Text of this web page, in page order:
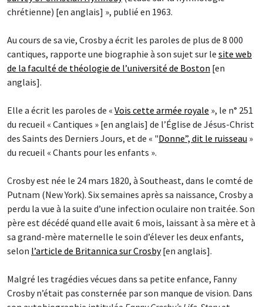
chrétienne) [en anglais] », publié en 1963.
Au cours de sa vie, Crosby a écrit les paroles de plus de 8 000
cantiques, rapporte une biographie à son sujet sur le site web
de la faculté de théologie de l’université de Boston [en
anglais].
Elle a écrit les paroles de « Vois cette armée royale », le n° 251
du recueil « Cantiques » [en anglais] de l’Église de Jésus-Christ
des Saints des Derniers Jours, et de « "Donne”, dit le ruisseau »
du recueil « Chants pour les enfants ».
Crosby est née le 24 mars 1820, à Southeast, dans le comté de
Putnam (New York). Six semaines après sa naissance, Crosby a
perdu la vue à la suite d’une infection oculaire non traitée. Son
père est décédé quand elle avait 6 mois, laissant à sa mère et à
sa grand-mère maternelle le soin d’élever les deux enfants,
selon l’article de Britannica sur Crosby[en anglais].
Malgré les tragédies vécues dans sa petite enfance, Fanny
Crosby n’était pas consternée par son manque de vision. Dans